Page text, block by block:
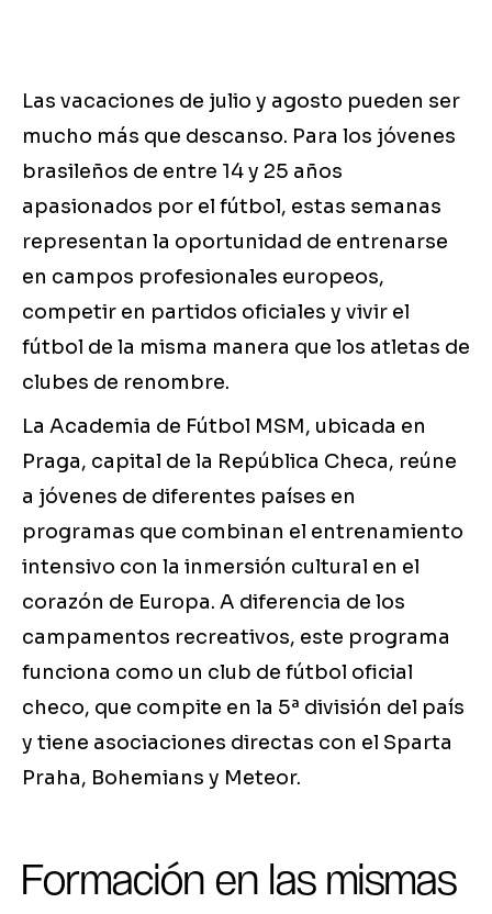
Las vacaciones de julio y agosto pueden ser
mucho más que descanso. Para los jóvenes
brasileños de entre 14 y 25 años
apasionados por el fútbol, estas semanas
representan la oportunidad de entrenarse
en campos profesionales europeos,
competir en partidos oficiales y vivir el
fútbol de la misma manera que los atletas de
clubes de renombre.
La Academia de Fútbol MSM, ubicada en
Praga, capital de la República Checa, reúne
a jóvenes de diferentes países en
programas que combinan el entrenamiento
intensivo con la inmersión cultural en el
corazón de Europa. A diferencia de los
campamentos recreativos, este programa
funciona como un club de fútbol oficial
checo, que compite en la 5ª división del país
y tiene asociaciones directas con el Sparta
Praha, Bohemians y Meteor.
Formación en las mismas